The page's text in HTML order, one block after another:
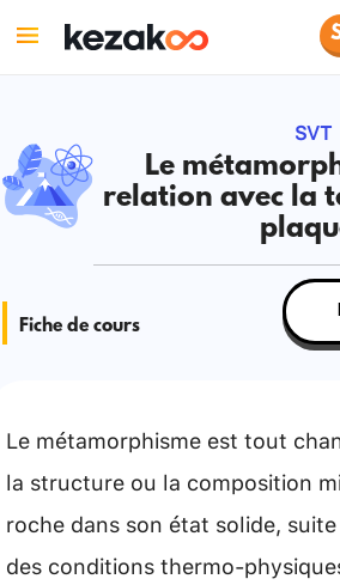
SVT
Le
relation avec la
Fiche de cours
Le métamorphisme est tout
la structure ou la composition
roche dans son état solide,
des conditions thermo-